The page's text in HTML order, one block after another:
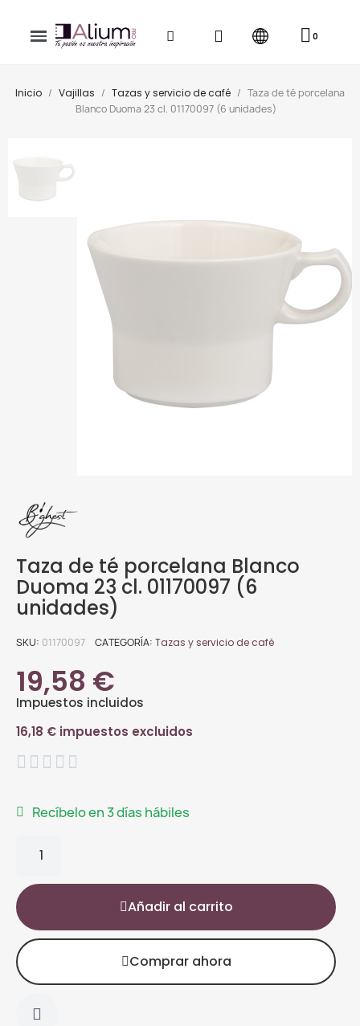
Inicio Vajillas Tazas y servicio de café
Taza de té porcelana
Blanco Duoma 23 cl. 01170097 (6 unidades)
Taza de té porcelana Blanco
Duoma 23 cl. 01170097 (6
unidades)
SKU 01170097 CATEGORÍA Tazas y servicio de café
19,58 €
Impuestos incluidos
16,18 € impuestos excluidos
    
Recíbelo en 3 días hábiles
Añadir al carrito
Comprar ahora